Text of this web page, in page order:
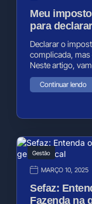
Meu
para
Declarar o
complicada, mas
Neste artigo,
Continuar lendo
Gestão
MARÇO 10, 2025
Sefaz:
Fazenda na